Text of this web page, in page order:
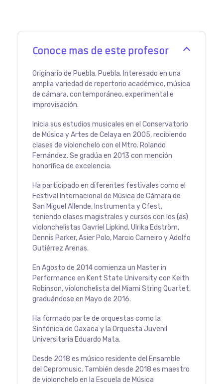
Conoce mas de este profesor
Originario de Puebla, Puebla. Interesado en una
amplia variedad de repertorio académico, música
de cámara, contemporáneo, experimental e
improvisación.
Inicia sus estudios musicales en el Conservatorio
de Música y Artes de Celaya en 2005, recibiendo
clases de violonchelo con el Mtro. Rolando
Fernández. Se gradúa en 2013 con mención
honorífica de excelencia.
Ha participado en diferentes festivales como el
Festival Internacional de Música de Cámara de
San Miguel Allende, Instrumenta y Cfest,
teniendo clases magistrales y cursos con los (as)
violonchelistas Gavriel Lipkind, Ulrika Edström,
Dennis Parker, Asier Polo, Marcio Carneiro y Adolfo
Gutiérrez Arenas.
En Agosto de 2014 comienza un Master in
Performance en Kent State University con Keith
Robinson, violonchelista del Miami String Quartet,
graduándose en Mayo de 2016.
Ha formado parte de orquestas como la
Sinfónica de Oaxaca y la Orquesta Juvenil
Universitaria Eduardo Mata.
Desde 2018 es músico residente del Ensamble
del Cepromusic. También desde 2018 es maestro
de violonchelo en la Escuela de Música